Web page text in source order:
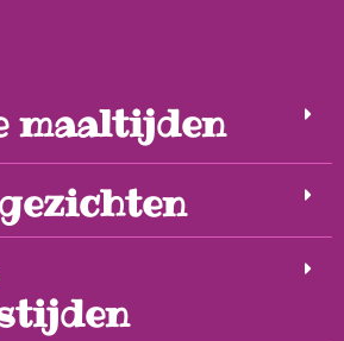
maaltijden